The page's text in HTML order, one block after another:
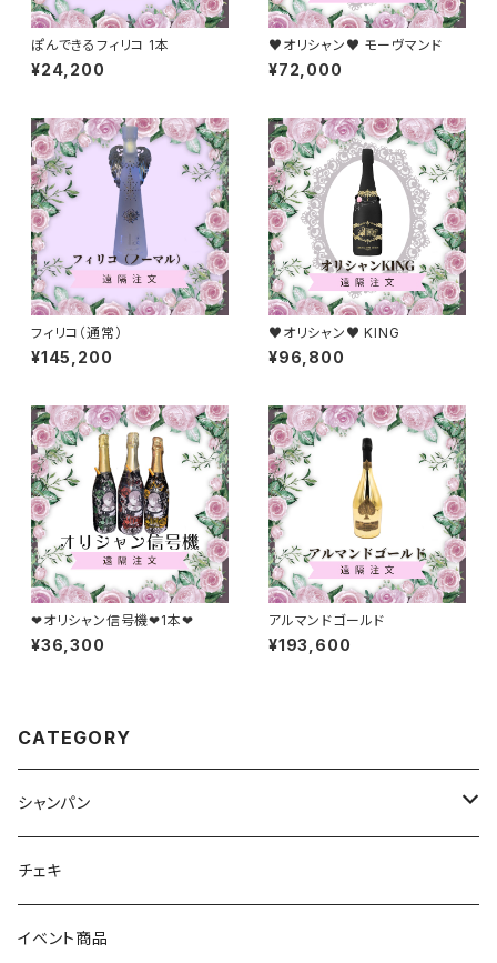
ぽんできるフィリコ 1本
¥24,200
♥オリシャン♥ モーヴマンド
¥72,000
フィリコ（通常）
¥145,200
♥オリシャン♥ KING
¥96,800
❤︎オリシャン信号機❤︎1本❤︎
¥36,300
アルマンドゴールド
¥193,600
CATEGORY
シャンパン
ノンアルコール
アルコール
チェキ
イベント商品